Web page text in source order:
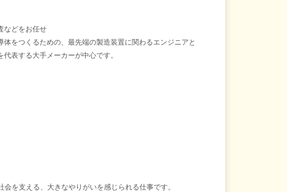
などをお任せ
をつくるための、最先端の製造装置に関わるエンジニアと
表する大手メーカーが中心です。
を支える、大きなやりがいを感じられる仕事です。